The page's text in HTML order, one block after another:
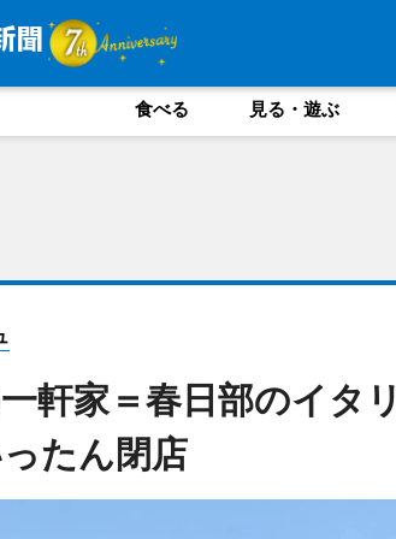
食べる 見る・遊ぶ
軒家＝春日部のイタ
たん閉店